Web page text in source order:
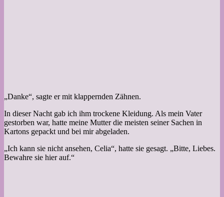
„Danke“, sagte er mit klappernden Zähnen.
In dieser Nacht gab ich ihm trockene Kleidung. Als mein Vater
gestorben war, hatte meine Mutter die meisten seiner Sachen in
Kartons gepackt und bei mir abgeladen.
„Ich kann sie nicht ansehen, Celia“, hatte sie gesagt. „Bitte, Liebes.
Bewahre sie hier auf.“